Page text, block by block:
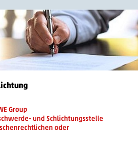
Group
und Schlichtungsstelle
oder